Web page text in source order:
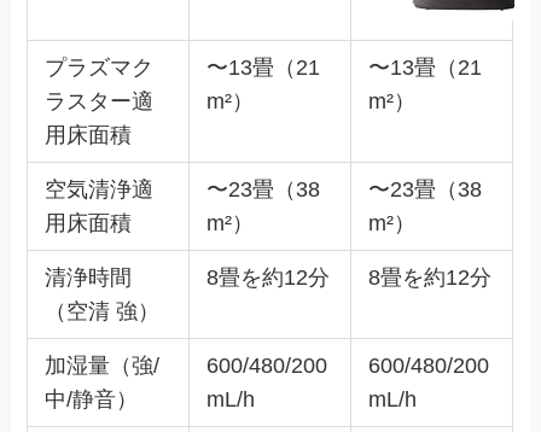
プラズマク
ラスター適
用床面積
〜13畳（21
m²）
〜13畳（21
m²）
空気清浄適
用床面積
〜23畳（38
m²）
〜23畳（38
m²）
清浄時間
（空清 強）
8畳を約12分 8畳を約12分
加湿量（強/
中/静音）
600/480/200
mL/h
600/480/200
mL/h